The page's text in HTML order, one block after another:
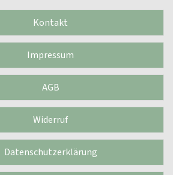
Kontakt
Impressum
AGB
Widerruf
Datenschutzerklärung